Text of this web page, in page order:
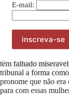
E-mail:
A advogada Laina
importância da
O caso de Bárbara
têm falhado
tribunal a forma
pronome que não era
para com essas